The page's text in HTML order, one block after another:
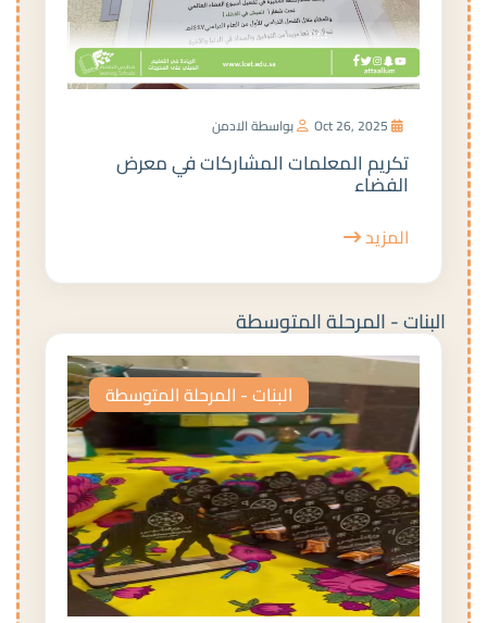
بواسطة الادمن
تكريم المعلمات المشاركات في معرض
الفضاء
المزيد
البنات - المرحلة المتوسطة
البنات - المرحلة المتوسطة